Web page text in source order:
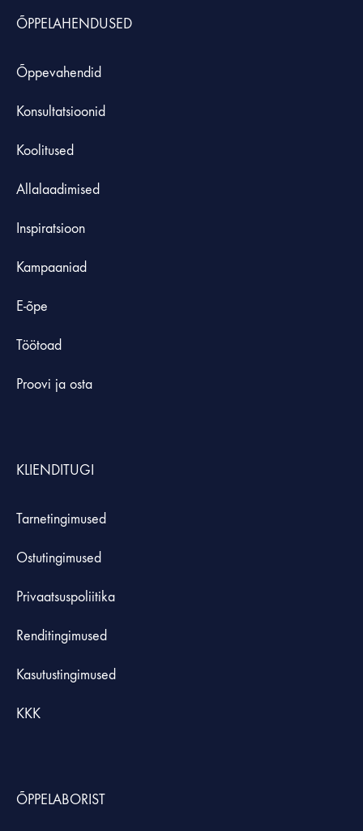
ÕPPELAHENDUSED
Õppevahendid
Konsultatsioonid
Koolitused
Allalaadimised
Inspiratsioon
Kampaaniad
E-õpe
Töötoad
Proovi ja osta
KLIENDITUGI
Tarnetingimused
Ostutingimused
Privaatsuspoliitika
Renditingimused
Kasutustingimused
KKK
ÕPPELABORIST